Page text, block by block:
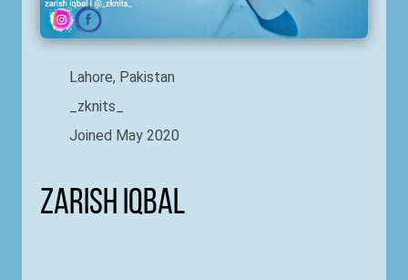
Lahore, Pakistan
_zknits_
Joined May 2020
Zarish Iqbal